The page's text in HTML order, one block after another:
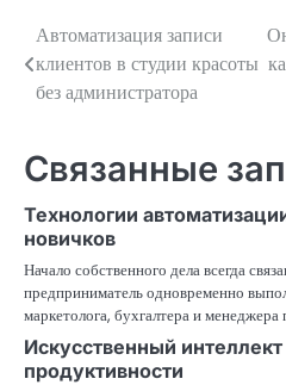
Навигация
по
Автоматизация записи
клиентов в студии красоты
без администратора
Связанные
Технологии
новичков
Начало собственного дела всегда
предприниматель одновременно
маркетолога, бухгалтера и
Искусственный
продуктивности